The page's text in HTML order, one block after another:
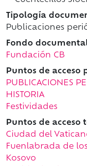
Tipología
Publicaciones
Fondo
Fundación CB
Puntos de acceso
PUBLICACIONES
HISTORIA
Festividades
Puntos de acceso
Ciudad del
Fuenlabrada de
Kosovo